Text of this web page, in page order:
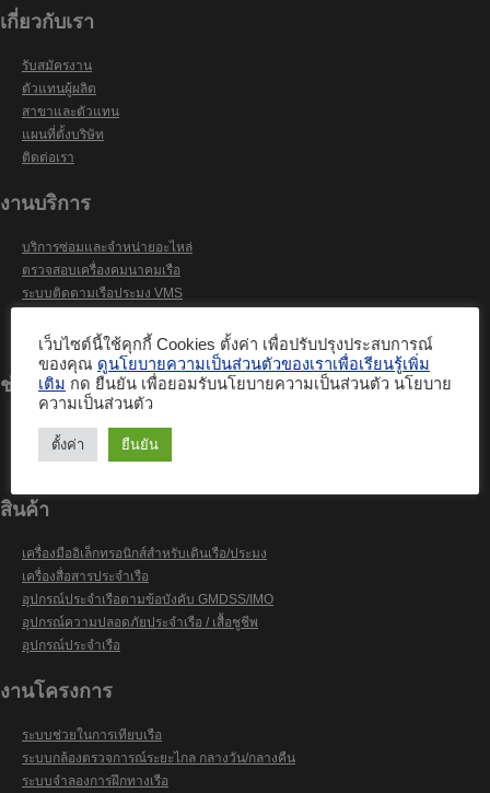
เกี่ยวกับเรา
รับสมัครงาน
ตัวแทนผู้ผลิต
สาขาและตัวแทน
แผนที่ตั้งบริษัท
ติดต่อเรา
งานบริการ
บริการซ่อมและจำหน่ายอะไหล่
ตรวจสอบเครื่องคมนาคมเรือ
ระบบติดตามเรือประมง VMS
บริการติดตามเรือ PurpleTRAC
ช่องทางชำระเงิน
สินค้า
เครื่องมืออิเล็กทรอนิกส์สำหรับเดินเรือ/ประมง
เครื่องสื่อสารประจำเรือ
อุปกรณ์ประจำเรือตามข้อบังคับ GMDSS/IMO
อุปกรณ์ความปลอดภัยประจำเรือ / เสื้อชูชีพ
อุปกรณ์ประจำเรือ
งานโครงการ
ระบบช่วยในการเทียบเรือ
ระบบกล้องตรวจการณ์ระยะไกล กลางวัน/กลางคืน
ระบบจำลองการฝึกทางเรือ
เว็บไซต์นี้ใช้คุกกี้ Cookies ตั้งค่า เพื่อปรับปรุงประสบการณ์
ของคุณ ดูนโยบายความเป็นส่วนตัวของเราเพื่อเรียนรู้เพิ่ม
เติม กด ยืนยัน เพื่อยอมรับนโยบายความเป็นส่วนตัว นโยบาย
ความเป็นส่วนตัว
ตั้งค่า ยืนยัน